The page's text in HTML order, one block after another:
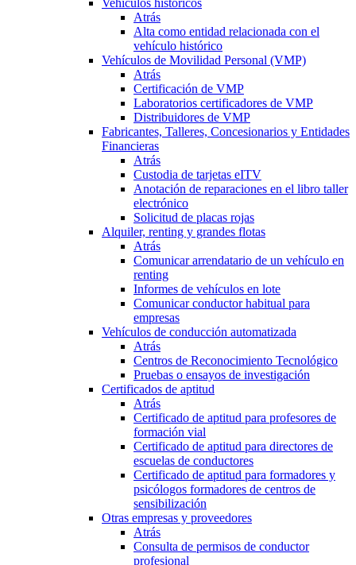
Vehículos históricos
Atrás
Alta como entidad relacionada con el
vehículo histórico
Vehículos de Movilidad Personal (VMP)
Atrás
Certificación de VMP
Laboratorios certificadores de VMP
Distribuidores de VMP
Fabricantes, Talleres, Concesionarios y Entidades
Financieras
Atrás
Custodia de tarjetas eITV
Anotación de reparaciones en el libro taller
electrónico
Solicitud de placas rojas
Alquiler, renting y grandes flotas
Atrás
Comunicar arrendatario de un vehículo en
renting
Informes de vehículos en lote
Comunicar conductor habitual para
empresas
Vehículos de conducción automatizada
Atrás
Centros de Reconocimiento Tecnológico
Pruebas o ensayos de investigación
Certificados de aptitud
Atrás
Certificado de aptitud para profesores de
formación vial
Certificado de aptitud para directores de
escuelas de conductores
Certificado de aptitud para formadores y
psicólogos formadores de centros de
sensibilización
Otras empresas y proveedores
Atrás
Consulta de permisos de conductor
profesional